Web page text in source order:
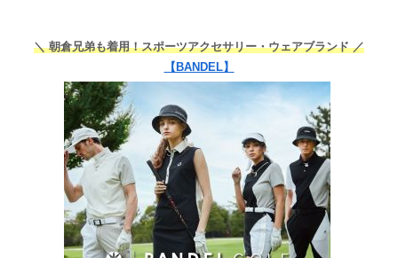
＼ 朝倉兄弟も着用！スポーツアクセサリー・ウェアブランド ／
【BANDEL】